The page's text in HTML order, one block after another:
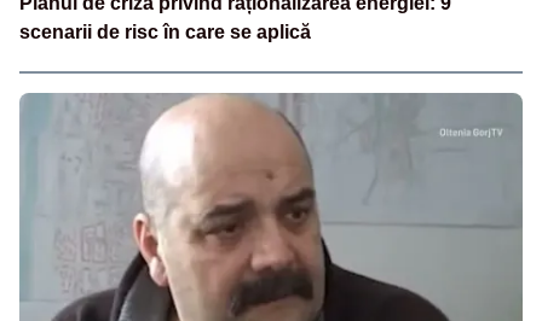
scenarii de risc în care se aplică